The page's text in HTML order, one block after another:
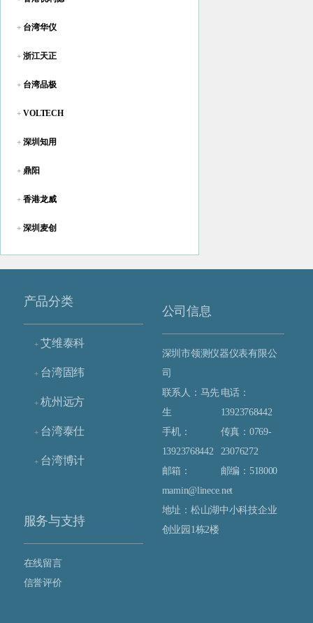
+ 台湾华仪
+ 浙江天正
+ 台湾品极
+ VOLTECH
+ 深圳知用
+ 鼎阳
+ 香港龙威
+ 深圳麦创
产品分类
+ 艾维泰科
+ 台湾固纬
+ 杭州远方
+ 台湾泰仕
+ 台湾博计
公司信息
深圳市领测仪器仪表有限公
司
联系人：马先
生
电话：
13923768442
手机：
13923768442
传真：0769-
23076272
邮箱：
mamin@linece.net
邮编：518000
地址：松山湖中小科技企业
创业园1栋2楼
服务与支持
在线留言
信誉评价